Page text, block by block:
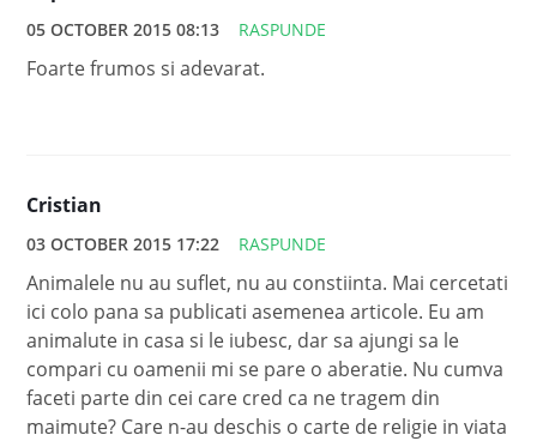
05 OCTOBER 2015 08:13 RASPUNDE
Foarte frumos si adevarat.
Cristian
03 OCTOBER 2015 17:22 RASPUNDE
Animalele nu au suflet, nu au constiinta. Mai cercetati
ici colo pana sa publicati asemenea articole. Eu am
animalute in casa si le iubesc, dar sa ajungi sa le
compari cu oamenii mi se pare o aberatie. Nu cumva
faceti parte din cei care cred ca ne tragem din
maimute? Care n-au deschis o carte de religie in viata